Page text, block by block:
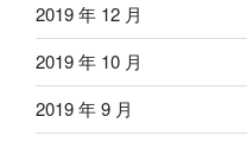
2019 年 12 月
2019 年 10 月
2019 年 9 月